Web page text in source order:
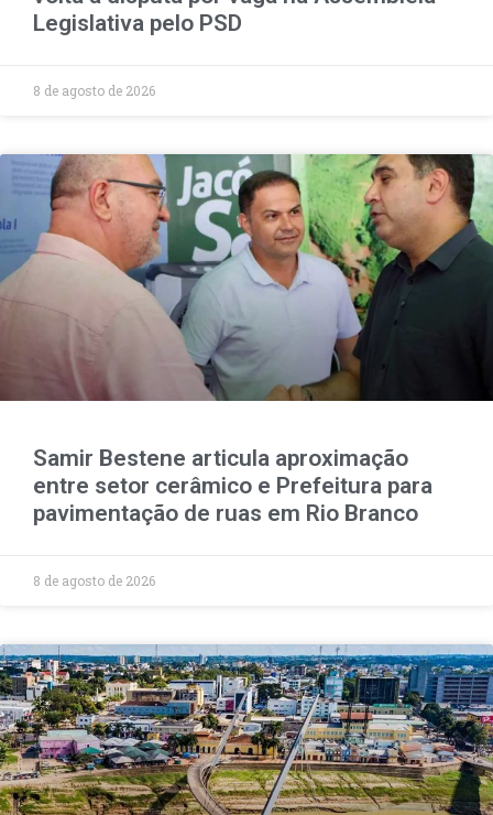
Legislativa pelo PSD
8 de agosto de 2026
Samir Bestene articula aproximação
entre setor cerâmico e Prefeitura para
pavimentação de ruas em Rio Branco
8 de agosto de 2026